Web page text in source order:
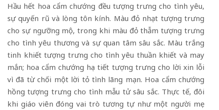
Hầu hết hoa cẩm chướng đều tượng trưng cho tình yêu,
sự quyến rũ và lòng tôn kính. Màu đỏ nhạt tượng trưng
cho sự ngưỡng mộ, trong khi màu đỏ thẫm tượng trưng
cho tình yêu thương và sự quan tâm sâu sắc. Màu trắng
tinh khiết tượng trưng cho tình yêu thuần khiết và may
mắn; hoa cẩm chướng họa tiết tượng trưng cho lời xin lỗi
vì đã từ chối một lời tỏ tình lãng mạn. Hoa cẩm chướng
hồng tượng trưng cho tình mẫu tử sâu sắc. Thực tế, đôi
khi giáo viên đóng vai trò tương tự như một người mẹ